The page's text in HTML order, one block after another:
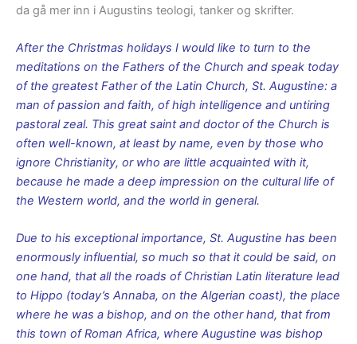
da gå mer inn i Augustins teologi, tanker og skrifter.
After the Christmas holidays I would like to turn to the
meditations on the Fathers of the Church and speak today
of the greatest Father of the Latin Church, St. Augustine: a
man of passion and faith, of high intelligence and untiring
pastoral zeal. This great saint and doctor of the Church is
often well-known, at least by name, even by those who
ignore Christianity, or who are little acquainted with it,
because he made a deep impression on the cultural life of
the Western world, and the world in general.
Due to his exceptional importance, St. Augustine has been
enormously influential, so much so that it could be said, on
one hand, that all the roads of Christian Latin literature lead
to Hippo (today’s Annaba, on the Algerian coast), the place
where he was a bishop, and on the other hand, that from
this town of Roman Africa, where Augustine was bishop